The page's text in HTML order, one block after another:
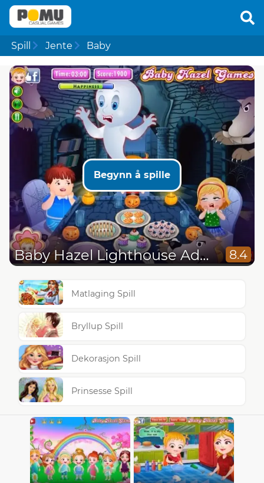
Spill Jente Baby
Begynn å spille
Baby Hazel Lighthouse Adventure 8.4
Matlaging Spill
Bryllup Spill
Dekorasjon Spill
Prinsesse Spill